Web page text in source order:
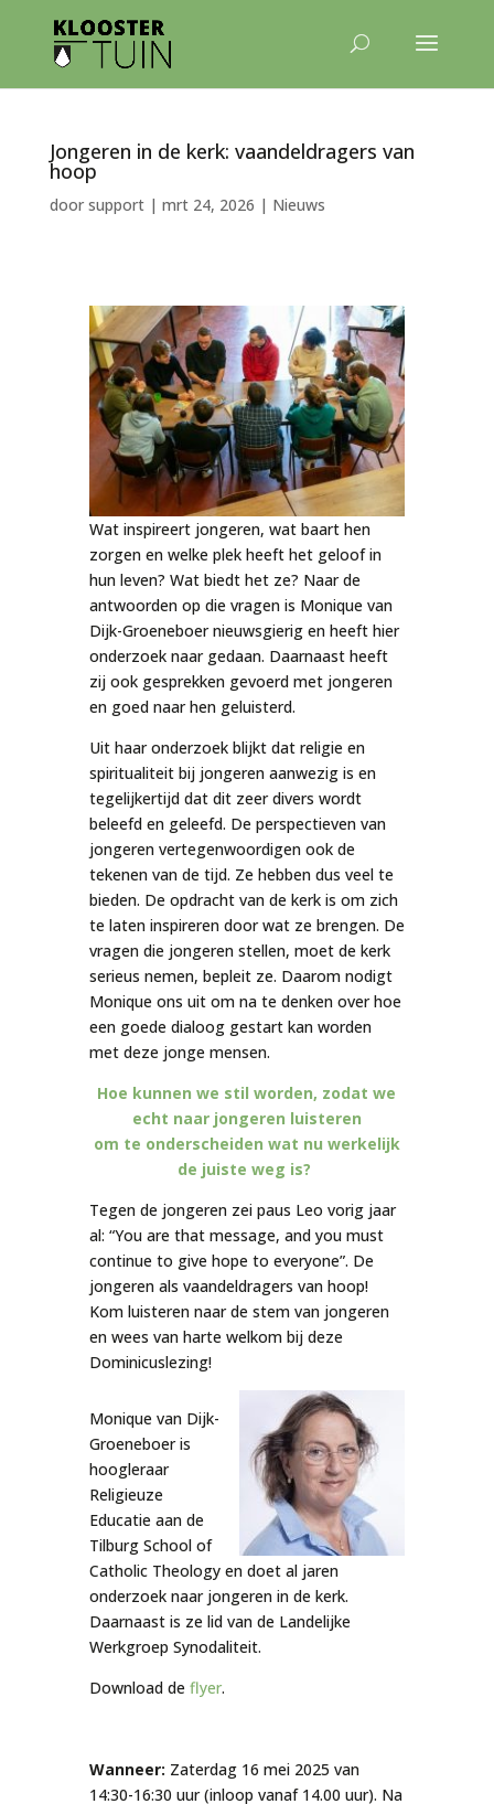
Jongeren in de kerk: vaandeldragers van
hoop
door support| mrt 24, 2026 | Nieuws
Wat inspireert jongeren, wat baart hen
zorgen en welke plek heeft het geloof in
hun leven? Wat biedt het ze? Naar de
antwoorden op die vragen is Monique van
Dijk-Groeneboer nieuwsgierig en heeft hier
onderzoek naar gedaan. Daarnaast heeft
zij ook gesprekken gevoerd met jongeren
en goed naar hen geluisterd.
Uit haar onderzoek blijkt dat religie en
spiritualiteit bij jongeren aanwezig is en
tegelijkertijd dat dit zeer divers wordt
beleefd en geleefd. De perspectieven van
jongeren vertegenwoordigen ook de
tekenen van de tijd. Ze hebben dus veel te
bieden. De opdracht van de kerk is om zich
te laten inspireren door wat ze brengen. De
vragen die jongeren stellen, moet de kerk
serieus nemen, bepleit ze. Daarom nodigt
Monique ons uit om na te denken over hoe
een goede dialoog gestart kan worden
met deze jonge mensen.
Hoe kunnen we stil worden, zodat we
echt naar jongeren luisteren
om te onderscheiden wat nu werkelijk
de juiste weg is?
Tegen de jongeren zei paus Leo vorig jaar
al: “You are that message, and you must
continue to give hope to everyone”. De
jongeren als vaandeldragers van hoop!
Kom luisteren naar de stem van jongeren
en wees van harte welkom bij deze
Dominicuslezing!
Monique van Dijk-
Groeneboer is
hoogleraar
Religieuze
Educatie aan de
Tilburg School of
Catholic Theology en doet al jaren
onderzoek naar jongeren in de kerk.
Daarnaast is ze lid van de Landelijke
Werkgroep Synodaliteit.
Download de flyer.
Wanneer: Zaterdag 16 mei 2025 van
14:30-16:30 uur (inloop vanaf 14.00 uur). Na